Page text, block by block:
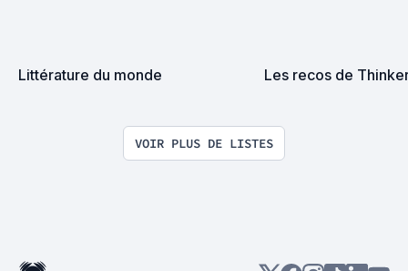
Littérature du monde Les recos de
VOIR PLUS DE LISTES